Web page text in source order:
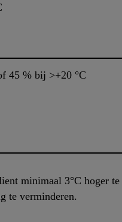
45 % bij >+20 °C
minimaal 3°C hoger
te verminderen.